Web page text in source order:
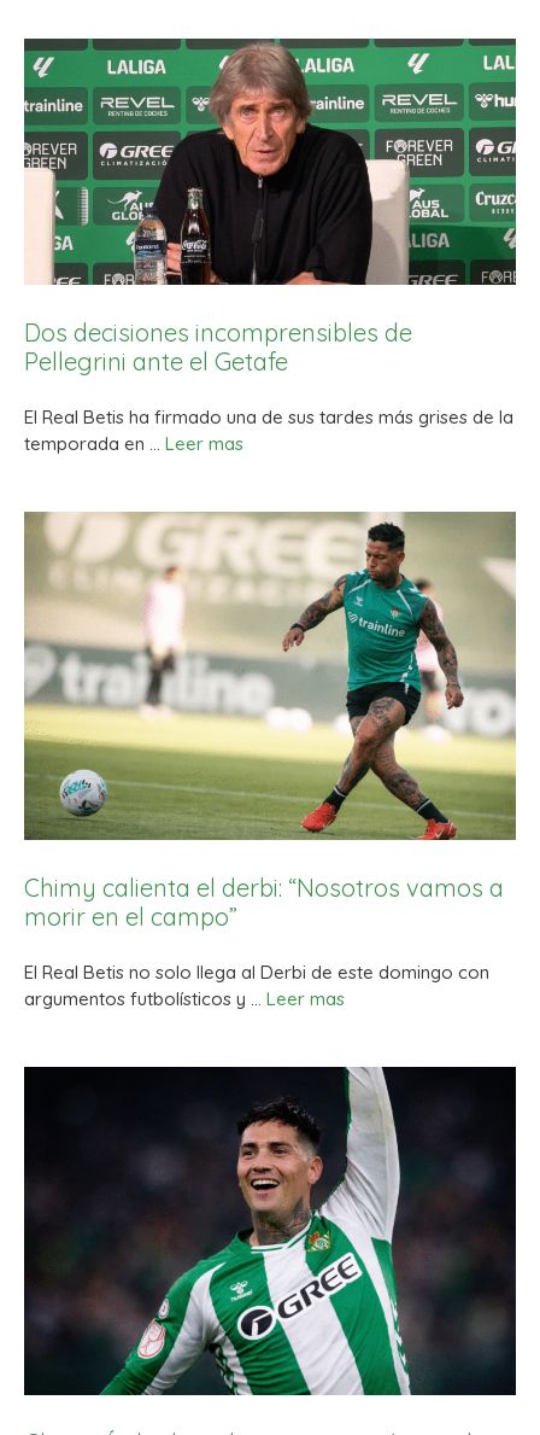
Dos decisiones incomprensibles de
Pellegrini ante el Getafe
El Real Betis ha firmado una de sus tardes más grises de la
temporada en … Leer mas
Chimy calienta el derbi: “Nosotros vamos a
morir en el campo”
El Real Betis no solo llega al Derbi de este domingo con
argumentos futbolísticos y … Leer mas